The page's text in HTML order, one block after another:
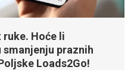
ruke. Hoće li
praznih
Loads2Go!